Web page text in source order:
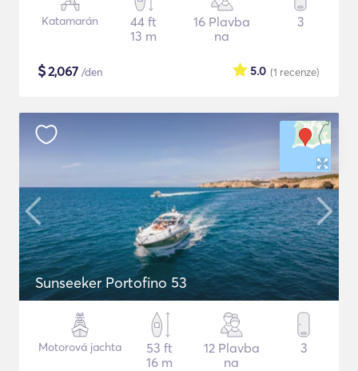
Katamarán
44 ft
13 m
16 Plavba
na
3
$2,067 /den (1 recenze)
5.0
Sunseeker Portofino 53
Motorová jachta
53 ft
16 m
12 Plavba
na
3